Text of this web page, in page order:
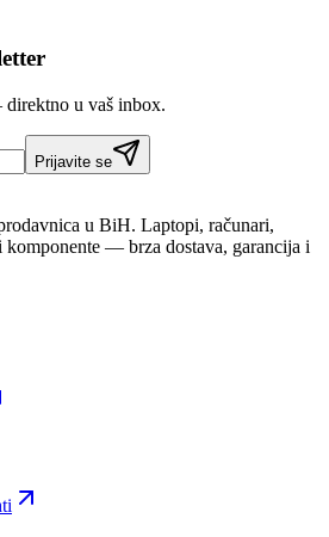
u vaš inbox.
Prijavite se
u BiH. Laptopi, računari,
komponente — brza dostava, garancija i